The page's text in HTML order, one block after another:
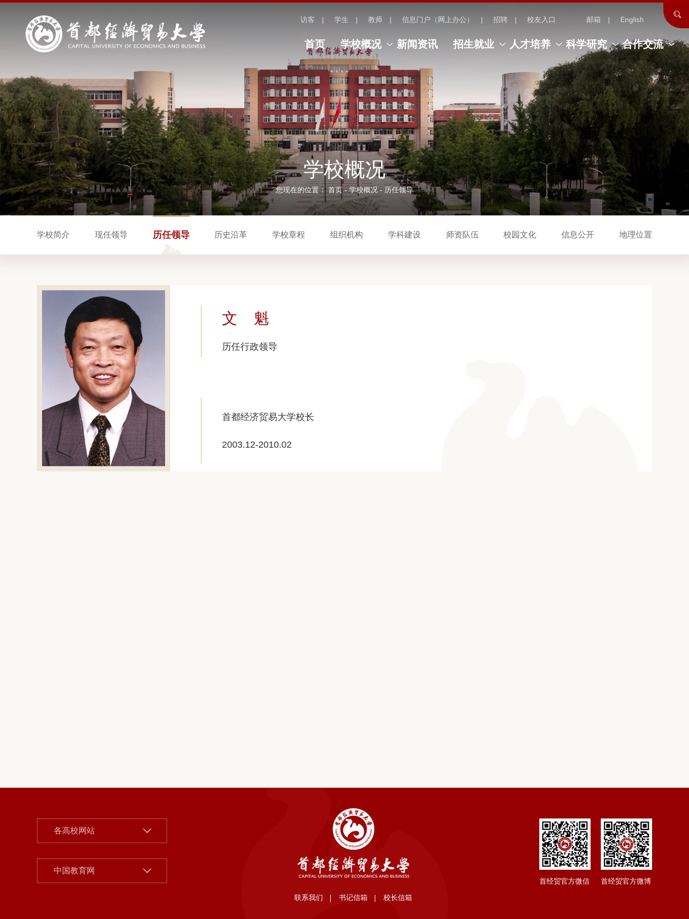
访客 学生 教师 信息门户（网上办公） 招聘 校友入口 邮箱 English
首页 学校概况 新闻资讯 招生就业 人才培养 科学研究 合作交流
学校概况
您现在的位置：首页-学校概况 - 历任领导
学校简介 现任领导 历任领导 历史沿革 学校章程 组织机构 学科建设 师资队伍 校园文化 信息公开 地理位置
文 魁
历任行政领导
首都经济贸易大学校长
2003.12-2010.02
各高校网站
北京大学
清华大学
北京师范大学
中国教育网
中国社会科学院
北京市教委
联系我们 书记信箱 校长信箱
首经贸官方微信 首经贸官方微博